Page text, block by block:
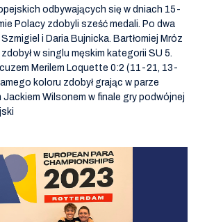
odbywających się w dniach 15-
Polacy zdobyli sześć medali. Po dwa
i Daria Bujnicka. Bartłomiej Mróz
w singlu męskim kategorii SU 5.
Merilem Loquette 0:2 (11-21, 13-
koloru zdobył grając w parze
Jackiem Wilsonem w finale gry podwójnej